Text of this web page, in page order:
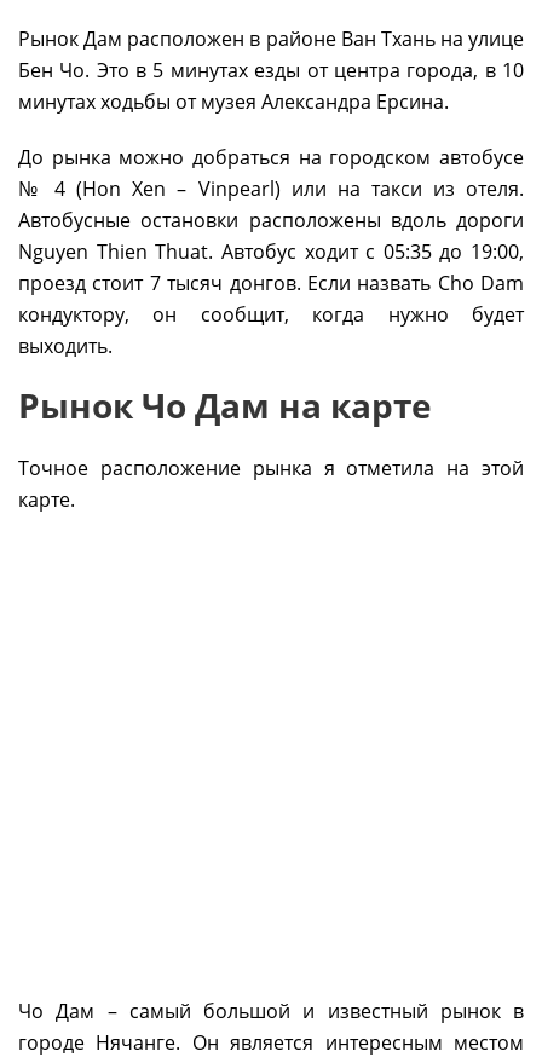
Рынок Дам расположен в районе Ван Тхань на улице
Бен Чо. Это в 5 минутах езды от центра города, в 10
минутах ходьбы от музея Александра Ерсина.
До рынка можно добраться на городском автобусе
№ 4 (Hon Xen – Vinpearl) или на такси из отеля.
Автобусные остановки расположены вдоль дороги
Nguyen Thien Thuat. Автобус ходит с 05:35 до 19:00,
проезд стоит 7 тысяч донгов. Если назвать Cho Dam
кондуктору, он сообщит, когда нужно будет
выходить.
Рынок Чо Дам на карте
Точное расположение рынка я отметила на этой
карте.
Чо Дам – самый большой и известный рынок в
городе Нячанге. Он является интересным местом